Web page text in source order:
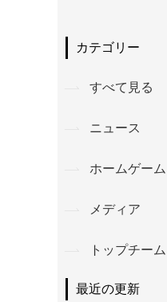
カテゴリー
すべて見る
ニュース
ホームゲーム
メディア
トップチーム
最近の更新